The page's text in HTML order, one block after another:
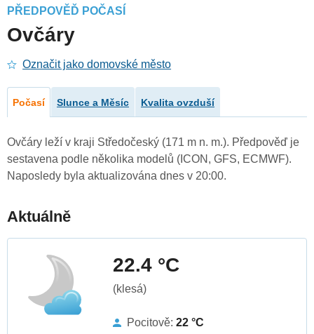
PŘEDPOVĚĎ POČASÍ
Ovčáry
Označit jako domovské město
Počasí Slunce a Měsíc Kvalita ovzduší
Ovčáry leží v kraji Středočeský (171 m n. m.). Předpověď je
sestavena podle několika modelů (ICON, GFS, ECMWF).
Naposledy byla aktualizována dnes v 20:00.
Aktuálně
22.4 °C
(klesá)
Pocitově: 22 °C